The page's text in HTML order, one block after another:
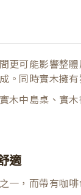
更可能影響整
。同時實木擁
木中島桌、實
適
一，而帶有咖